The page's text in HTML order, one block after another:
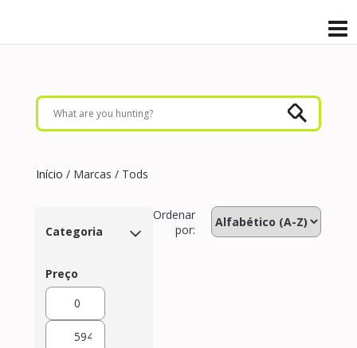
Início / Marcas / Tods
Categoria
Preço
Ordenar
por: